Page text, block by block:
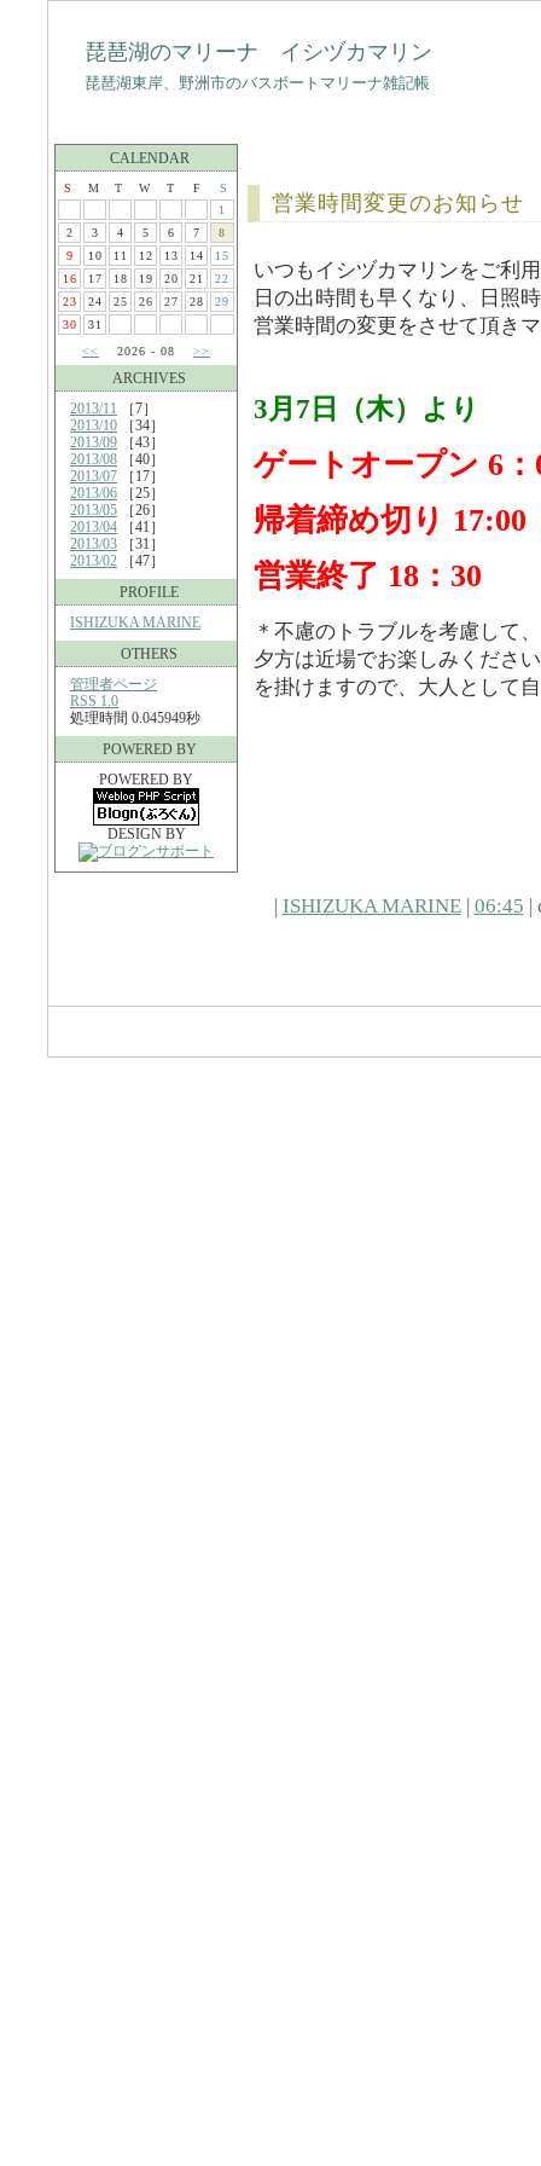
琵琶湖のマリーナ イシヅカマリン
琵琶湖東岸、野洲市のバスボートマリーナ雑記帳
CALENDAR
S M T W T F
S
1
2
3 4 5 6 7
8
9
10 11 12 13 14
15
16
17 18 19 20 21
22
23
24 25 26 27 28
29
30
31
<<
2026 - 08 >>
ARCHIVES
2013/11 ［7］
2013/10 ［34］
2013/09 ［43］
2013/08 ［40］
2013/07 ［17］
2013/06 ［25］
2013/05 ［26］
2013/04 ［41］
2013/03 ［31］
2013/02 ［47］
PROFILE
ISHIZUKA MARINE
OTHERS
管理者ページ
RSS 1.0
処理時間 0.045949秒
POWERED BY
POWERED BY
DESIGN BY
営業時間変更のお知らせ
いつもイシヅカマリンをご利
日の出時間も早くなり、日照
営業時間の変更をさせて頂き
3月7日（木）より
ゲートオープン 6：
帰着締め切り 17:00
営業終了 18：30
＊不慮のトラブルを考慮して
夕方は近場でお楽しみくださ
を掛けますので、大人として
| ISHIZUKA MARINE| 06:45 |